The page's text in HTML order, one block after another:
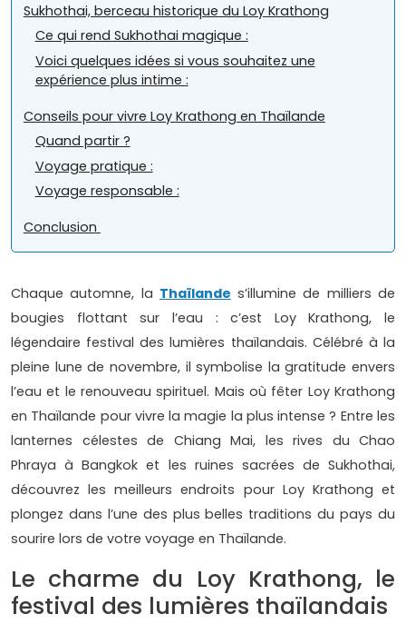
Sukhothai, berceau historique du Loy Krathong
Ce qui rend Sukhothai magique :
Voici quelques idées si vous souhaitez une
expérience plus intime :
Conseils pour vivre Loy Krathong en Thaïlande
Quand partir ?
Voyage pratique :
Voyage responsable :
Conclusion
Chaque automne, la Thaïlande s’illumine de milliers de
bougies flottant sur l’eau : c’est Loy Krathong, le
légendaire festival des lumières thaïlandais. Célébré à la
pleine lune de novembre, il symbolise la gratitude envers
l’eau et le renouveau spirituel. Mais où fêter Loy Krathong
en Thaïlande pour vivre la magie la plus intense ? Entre les
lanternes célestes de Chiang Mai, les rives du Chao
Phraya à Bangkok et les ruines sacrées de Sukhothai,
découvrez les meilleurs endroits pour Loy Krathong et
plongez dans l’une des plus belles traditions du pays du
sourire lors de votre voyage en Thaïlande.
Le charme du Loy Krathong, le
festival des lumières thaïlandais